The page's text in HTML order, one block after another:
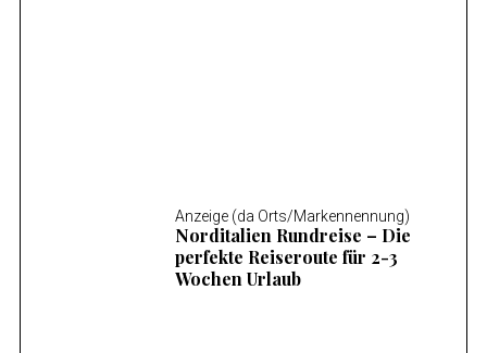
Anzeige (da Orts/Markennennung)
Norditalien Rundreise – Die
perfekte Reiseroute für 2-3
Wochen Urlaub